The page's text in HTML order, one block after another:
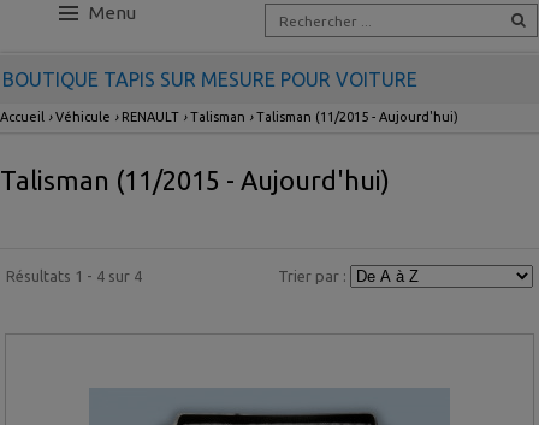
Menu
BOUTIQUE TAPIS SUR MESURE POUR VOITURE
Accueil ›Véhicule › RENAULT ›Talisman ›Talisman (11/2015 - Aujourd'hui)
Talisman (11/2015 - Aujourd'hui)
Résultats 1 - 4 sur 4 Trier par :